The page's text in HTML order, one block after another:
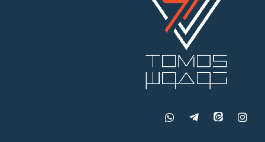
ir_eitaa